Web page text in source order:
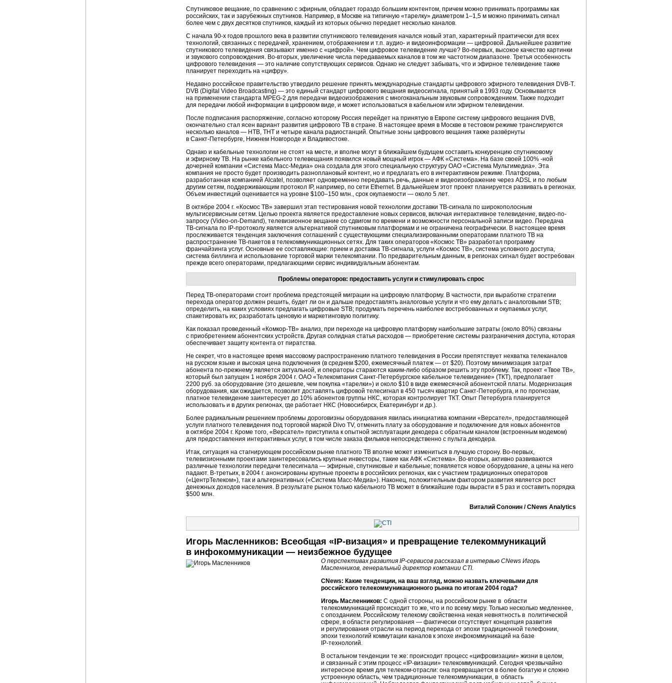
Cпутниковое вещание, по сравнению с эфирным, обладает гораздо большим контентом, причем можно принимать программы как
российских, так и зарубежных спутников. Например, в Москве на типичную «тарелку» диаметром 1–1,5 м можно принимать сигнал
более чем с двух десятков спутников, каждый из которых обычно передает несколько каналов.
С начала 90-х годов прошлого века в развитии спутникового телевидения начался новый этап, характерный практически для всех
технологий, связанных с передачей, хранением, отображением и т.п. аудио- и видеоинформации — цифровой. Дальнейшее развитие
спутникового телевидения связывают именно с «цифрой». Чем цифровое телевидение лучше? Во-первых, высокое качество картинки
и звукового сопровождения. Во-вторых, увеличение числа передаваемых каналов в том же частотном диапазоне. Третья особенность
цифрового телевидения — это наличие сопутствующих сервисов. Однако не следует забывать, что и эфирное телевидение также
планирует переходить на «цифру».
Недавно российское правительство утвердило решение принять международные стандарты цифрового эфирного телевидения DVB-T.
DVB (Digital Video Broadcasting) — это единый стандарт цифрового вещания видеосигнала, принятый в 1993 году. Основывается
на применении стандарта MPEG-2 для передачи видеоизображения с многоканальным звуковым сопровождением. Также подходит
для передачи любой информации в цифровом виде, и может использоваться в кабельном или эфирном телевидении.
После подписания распоряжение, согласно которому Россия перейдет на принятую в Европе систему цифрового вещания DVB,
окончательно стал ясен вариант развития цифрового ТВ в стране. В настоящее время в Москве в тестовом режиме транслируются
несколько каналов — НТВ, ТНТ и четыре канала радиостанций. Опытные зоны цифрового вещания также развёрнуты
в Санкт-Петербурге, Нижнем Новгороде и Владивостоке.
Однако и кабельные технологии не стоят на месте, и вполне могут в ближайшем будущем составить конкуренцию спутниковому
и эфирному ТВ. На рынке кабельного телевещания появился новый мощный игрок — АФК «Система». На базе своей 100% -ной
дочерней компании «Система Масс-Медиа» она создала для этого специальную структуру ОАО «Система Мультимедиа». Эта
компания не просто будет производить разноплановый контент, но и предлагать его в интерактивном режиме. Платформа,
разработанная компанией Alcatel, позволяет одновременно передавать речь, данные и видеоизображение через ADSL и по любым
другим сетям, поддерживающим протокол IP, например, по сети Ethernet. В дальнейшем этот проект планируется развивать в регионах.
Объем инвестиций оценивается на уровне $100–150 млн., срок окупаемости — около 5 лет.
В октябре 2004 г. «Космос ТВ» завершил этап тестирования новой технологии доставки ТВ-сигнала по широкополосным
мультисервисным сетям. Целью проекта является предоставление новых сервисов, включая интерактивное телевидение, видео-по-
запросу (Video-on-Demand), телевизионное вещание со сдвигом по времени и возможности персональной записи видео. Передача
ТВ-сигнала по IP-протоколу является альтернативой спутниковым платформам и не ограничена географически. В настоящее время
прослеживается тенденция заключения соглашений с существующими специализированными операторами платного ТВ на
распространение ТВ-пакетов в телекоммуникационных сетях. Для таких операторов «Космос ТВ» разработал программу
франчайзинга услуг. Основные ее составляющие: прием и доставка ТВ-сигнала, услуги «Космос ТВ», система условного доступа,
система биллинга и использование торговой марки телекомпании. По предварительным данным, в регионах сигнал будет востребован
прежде всего операторами, предлагающими сервис индивидуальным абонентам.
Проблемы операторов: предоставить услуги и стимулировать спрос
Перед ТВ-операторами стоит проблема предстоящей миграции на цифровую платформу. В частности, при выработке стратегии
перехода оператор должен решить, будет ли он и дальше предоставлять аналоговые услуги и что ему делать с аналоговыми STB;
определить, на каких условиях предлагать цифровые STB; продумать перечень наиболее востребованных и окупаемых услуг,
спакетировать их; разработать ценовую и маркетинговую политику.
Как показал проведенный « Комкор-ТВ» анализ, при переходе на цифровую платформу наибольшие затраты (около 80%) связаны
с приобретением абонентских устройств. Другая солидная статья расходов — приобретение системы разграничения доступа, которая
обеспечивает защиту контента от пиратства.
Не секрет, что в настоящее время массовому распространению платного телевидения в России препятствует нехватка телеканалов
на русском языке и высокая цена подключения (в среднем $200, ежемесячный платеж — от $20). Поэтому минимизация затрат
абонента по-прежнему является актуальной, и операторы стараются каким-либо образом решить эту проблему. Так, проект «Твое ТВ»,
который был запущен 1 ноября 2004 г. ОАО «Телекомпания Санкт-Петербургское кабельное телевидение» (ТКТ), предполагает
2200 руб. за оборудование (это дешевле, чем покупка «тарелки») и около $10 в виде ежемесячной абонентской платы. Модернизация
оборудования, как ожидается, позволит доставлять цифровой телесигнал в 450 тысяч квартир Санкт-Петербурга, и по прогнозам,
платное телевидение заинтересует до 10% абонентов группы НКС, которая контролирует ТКТ. Опыт Петербурга планируется
использовать и в других регионах, где работает НКС (Новосибирск, Екатеринбург и др.).
Более радикальным решением проблемы дороговизны оборудования явилась инициатива компании «Версател», предоставляющей
услуги платного телевидения под торговой маркой Divo TV, отменить плату за оборудование и подключение для новых абонентов
в октябре 2004 г. Кроме того, «Версател» приступила к опытной эксплуатации декодера с обратным каналом (встроенным модемом)
для предоставления интерактивных услуг, в том числе заказа фильмов непосредственно с пульта декодера.
Итак, ситуация на стагнирующем российском рынке платного ТВ вполне может измениться в лучшую сторону. Во-первых,
телевизионными проектами заинтересовались крупные инвесторы, такие как АФК «Система». Во-вторых, активно развиваются
различные технологии передачи телесигнала — эфирные, спутниковые и кабельные; появляется новое оборудование, а цены на него
падают. В-третьих, в 2004 г. анонсированы крупные проекты в российских регионах, как с участием традиционных операторов
(«ЦентрТелеком»), так и альтернативных («Система Масс-Медиа»). Наконец, положительным фактором развития является рост
денежных доходов населения. В результате рынок только кабельного ТВ может в ближайшие годы вырасти в 5 раз и составить порядка
$500 млн.
Виталий Солонин / CNews Analytics
Игорь Масленников: Всеобщая «IP-визация» и превращение телекоммуникаций
в инфокоммуникации — неизбежное будущее
О перспективах развития IP-сервисов рассказал в интервью CNews Игорь
Масленников, генеральный директор компании CТI.
CNews: Какие тенденции, на ваш взгляд, можно назвать ключевыми для
российского телекоммуникационного рынка по итогам 2004 года?
Игорь Масленников: С одной стороны, на российском рынке в области
телекоммуникаций происходит то же, что и по всему миру. Только несколько медленнее,
с опозданием. Российскому телекому свойственна некая невнятность в политической
сфере, в области регулирования — фактически отсутствует концепция развития
и регулирования отрасли на период перехода от эпохи традиционной телефонии,
эпохи технологий коммутации каналов к эпохе инфокоммуникаций на базе
IP-технологий.
В остальном тенденции те же: происходит процесс «цифровизации» жизни в целом,
и связанный с этим процесс « IP-визации» телекоммуникаций. Сегодня чрезвычайно
интересное время для телеком-отрасли: она превращается в более богатую и сложно
устроенную область, чем традиционные телекоммуникации, в область